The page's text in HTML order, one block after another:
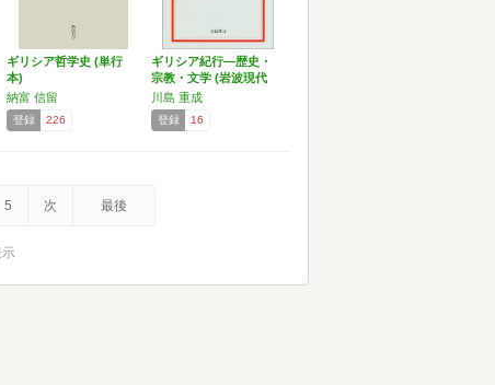
ギリシア哲学史 (単行
本)
納富 信留
登録 226
ギリシア紀行―歴史・
宗教・文学 (岩波現代
文…
川島 重成
登録 16
5 次 最後